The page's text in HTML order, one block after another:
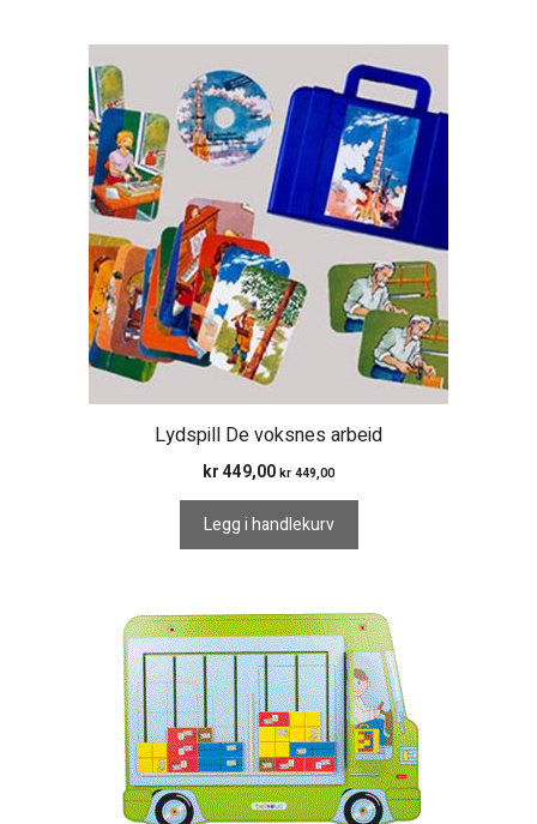
Lydspill De voksnes arbeid
kr 449,00 kr 449,00
Legg i handlekurv